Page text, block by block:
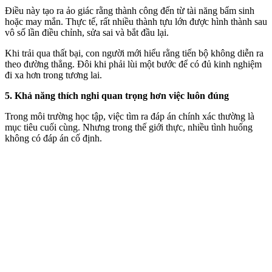
Điều này tạo ra ảo giác rằng thành công đến từ tài năng bẩm sinh
hoặc may mắn. Thực tế, rất nhiều thành tựu lớn được hình thành sau
vô số lần điều chỉnh, sửa sai và bắt đầu lại.
Khi trải qua thất bại, con người mới hiểu rằng tiến bộ không diễn ra
theo đường thẳng. Đôi khi phải lùi một bước để có đủ kinh nghiệm
đi xa hơn trong tương lai.
5. Khả năng thích nghi quan trọng hơn việc luôn đúng
Trong môi trường học tập, việc tìm ra đáp án chính xác thường là
mục tiêu cuối cùng. Nhưng trong thế giới thực, nhiều tình huống
không có đáp án cố định.